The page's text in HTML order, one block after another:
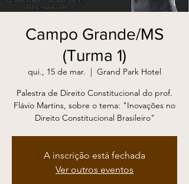
Campo Grande/MS
(Turma 1)
qui., 15 de mar.
  |
Grand Park Hotel
Palestra de Direito Constitucional do prof.
Flávio Martins, sobre o tema: "Inovações no
Direito Constitucional Brasileiro"
A inscrição está fechada
Ver outros eventos